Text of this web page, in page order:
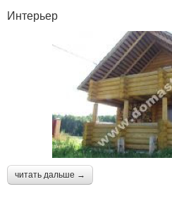
Интерьер
читать дальше →